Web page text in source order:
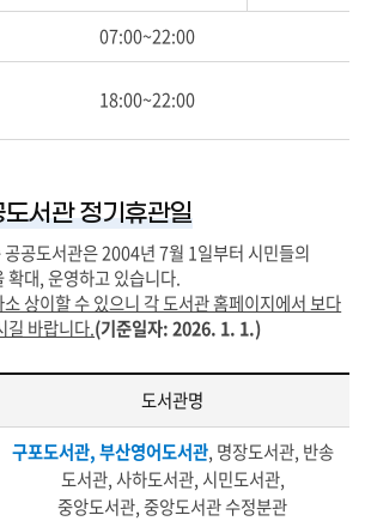
07:00~22:00
18:00~22:00
서관 정기휴관일
공도서관은 2004년 7월 1일부터 시민들의
확대, 운영하고 있습니다.
상이할 수 있으니 각 도서관 홈페이지에서 보다
길 바랍니다.(기준일자: 2026. 1. 1.)
도서관명
구포도서관,부산영어도서관, 명장도서관, 반송
도서관, 사하도서관, 시민도서관,
중앙도서관, 중앙도서관 수정분관